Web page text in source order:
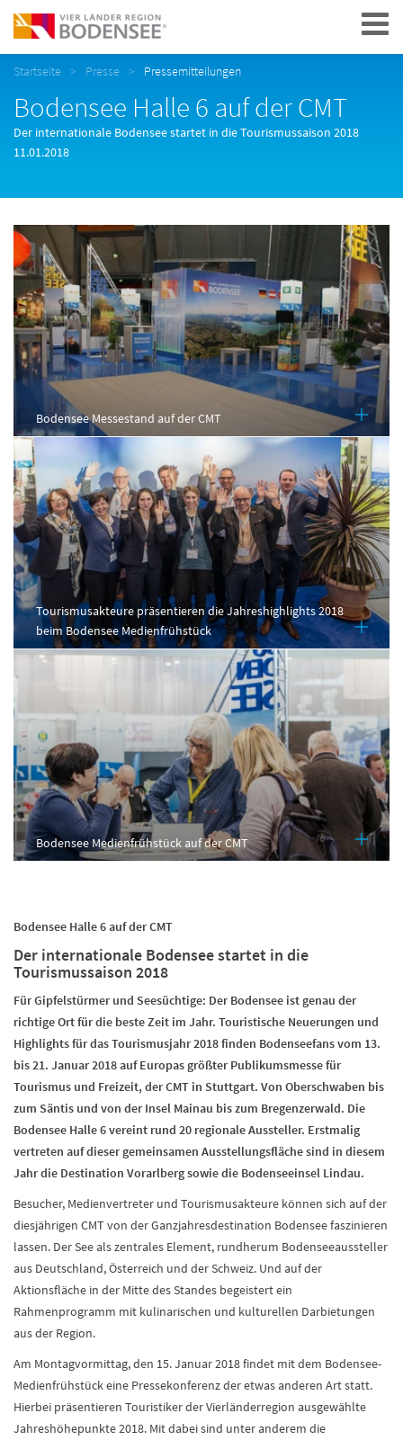
Navigation
Startseite Presse Pressemitteilungen
Bodensee Halle 6 auf der CMT
Der internationale Bodensee startet in die Tourismussaison 2018
11.01.2018
Bodensee Messestand auf der CMT
Tourismusakteure präsentieren die Jahreshighlights 2018
beim Bodensee Medienfrühstück
Bodensee Medienfrühstück auf der CMT
Bodensee Halle 6 auf der CMT
Der internationale Bodensee startet in die
Tourismussaison 2018
Für Gipfelstürmer und Seesüchtige: Der Bodensee ist genau der
richtige Ort für die beste Zeit im Jahr. Touristische Neuerungen und
Highlights für das Tourismusjahr 2018 finden Bodenseefans vom 13.
bis 21. Januar 2018 auf Europas größter Publikumsmesse für
Tourismus und Freizeit, der CMT in Stuttgart. Von Oberschwaben bis
zum Säntis und von der Insel Mainau bis zum Bregenzerwald. Die
Bodensee Halle 6 vereint rund 20 regionale Aussteller. Erstmalig
vertreten auf dieser gemeinsamen Ausstellungsfläche sind in diesem
Jahr die Destination Vorarlberg sowie die Bodenseeinsel Lindau.
Besucher, Medienvertreter und Tourismusakteure können sich auf der
diesjährigen CMT von der Ganzjahresdestination Bodensee faszinieren
lassen. Der See als zentrales Element, rundherum Bodenseeaussteller
aus Deutschland, Österreich und der Schweiz. Und auf der
Aktionsfläche in der Mitte des Standes begeistert ein
Rahmenprogramm mit kulinarischen und kulturellen Darbietungen
aus der Region.
Am Montagvormittag, den 15. Januar 2018 findet mit dem Bodensee-
Medienfrühstück eine Pressekonferenz der etwas anderen Art statt.
Hierbei präsentieren Touristiker der Vierländerregion ausgewählte
Jahreshöhepunkte 2018. Mit dabei sind unter anderem die